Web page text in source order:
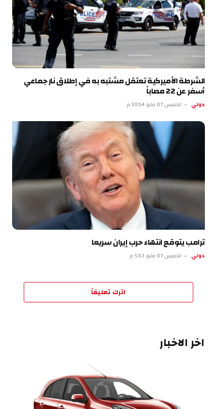
الشرطة الأميركية تعتقل مشتبه به في إطلاق نار جماعي
أسفر عن 22 مصاباً
دولي الخميس 07 مايو 10:54 م
ترامب يتوقع انتهاء حرب إيران سريعا
دولي الخميس 07 مايو 5:53 م
اترك تعليقاً
اخر الاخبار